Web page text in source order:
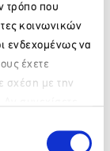
τρόπο που
κοινωνικών
ενδεχομένως να
έχετε
σχέση με την
LinkedIn